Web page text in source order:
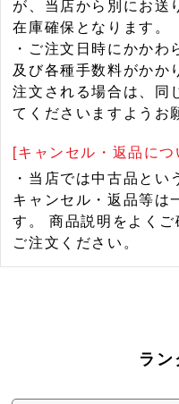
が、当店から別にお送
在庫確保となります。
・ご注文日時にかか
及び各種手数料がかか
注文される場合は、同
てくださいますようお
[キャンセル・返品につ
・当店では中古品とい
キャンセル・返品等は
す。 商品説明をよく
ご注文ください。
ラン